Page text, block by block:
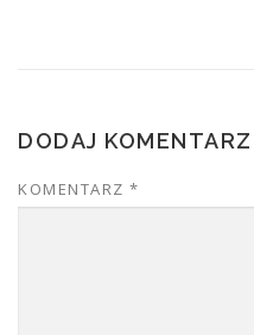
DODAJ KOMENTARZ
KOMENTARZ *